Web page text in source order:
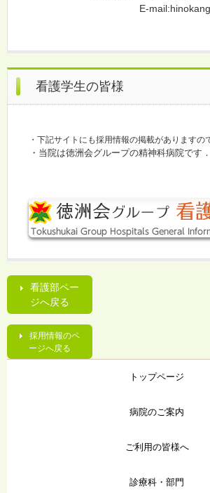
E-
看護学生の皆様
・下記サイトにも採用情報の掲載がありますの
・当院は徳洲会グループの精神科病院です．
看護部ペー
ジへ戻る
採用情報のペ
ージへ戻る
トップページ
病院のご案内
ご利用の皆様へ
診療科・部門